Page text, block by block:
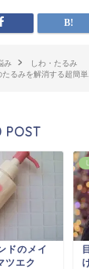
み
しわ・たるみ
るみを解消する超簡単
POST
ドのメイ
ツエク
お試しト
肌(ク